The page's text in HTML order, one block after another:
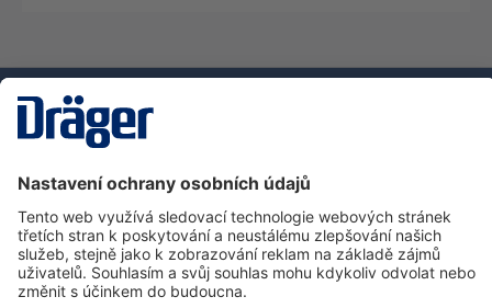
Zákaznická infolinka
O společnosti Dräger
Informace